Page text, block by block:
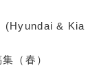
（春）